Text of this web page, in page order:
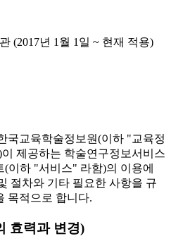
(2017년 1월 1일 ~ 현재 적용)
국교육학술정보원(이하 "교육정
제공하는 학술연구정보서비스
(이하 "서비스" 라함)의 이용에
절차와 기타 필요한 사항을 규
목적으로 합니다.
효력과 변경)